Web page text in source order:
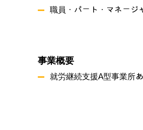
職員・パート・マネージ
事業概要
就労継続支援A型事業所